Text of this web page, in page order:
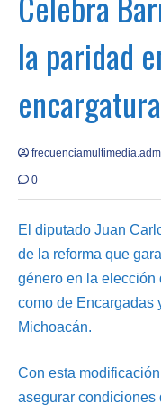
la paridad
0
El diputado Juan
de la reforma que
género en la elección
como de Encargadas
Michoacán.
Con esta
asegurar condiciones